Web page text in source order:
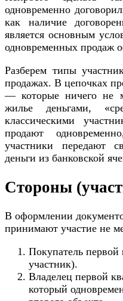
одновременно
как наличие
является основным
одновременных продаж
Разберем типы
продажах. В цепочках
— которые ничего не
жилье деньгами,
классическими
продают
участники передают
деньги из банковской
Стороны
В оформлении
принимают участие не
Покупатель
участник).
Владелец первой
который